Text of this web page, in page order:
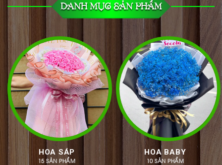
DANH MỤC SẢN PHẨM
HOA SÁP
15 SẢN PHẨM
HOA BABY
10 SẢN PHẨM